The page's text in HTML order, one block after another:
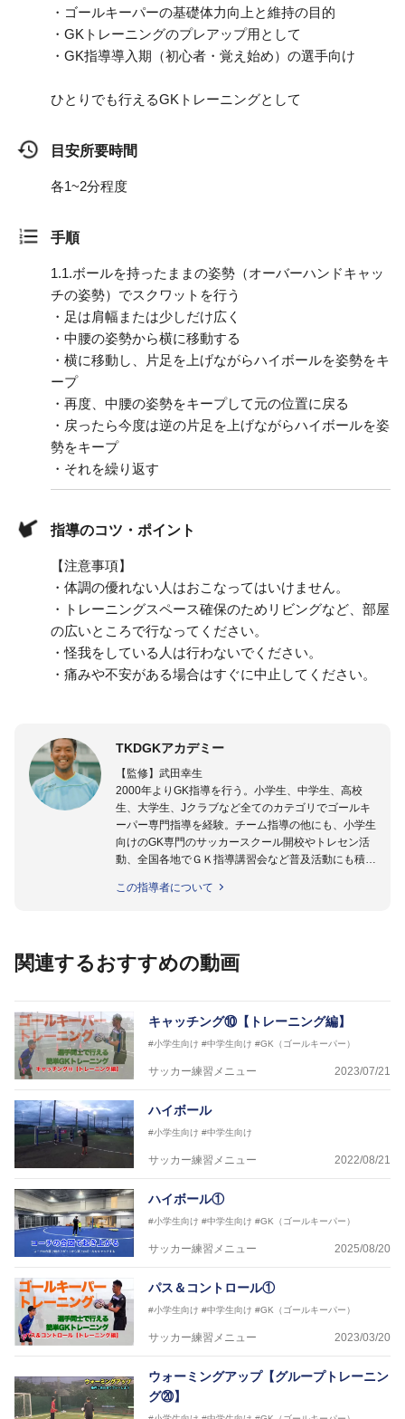
・ゴールキーパーの基礎体力向上と維持の目的
・GKトレーニングのプレアップ用として
・GK指導導入期（初心者・覚え始め）の選手向け
ひとりでも行えるGKトレーニングとして
目安所要時間
各1~2分程度
手順
1.1.ボールを持ったままの姿勢（オーバーハンドキャッ
チの姿勢）でスクワットを行う
・足は肩幅または少しだけ広く
・中腰の姿勢から横に移動する
・横に移動し、片足を上げながらハイボールを姿勢をキ
ープ
・再度、中腰の姿勢をキープして元の位置に戻る
・戻ったら今度は逆の片足を上げながらハイボールを姿
勢をキープ
・それを繰り返す
指導のコツ・ポイント
【注意事項】
・体調の優れない人はおこなってはいけません。
・トレーニングスペース確保のためリビングなど、部屋
の広いところで行なってください。
・怪我をしている人は行わないでください。
・痛みや不安がある場合はすぐに中止してください。
TKDGKアカデミー
【監修】武田幸生
2000年よりGK指導を行う。小学生、中学生、高校
生、大学生、Jクラブなど全てのカテゴリでゴールキ
ーパー専門指導を経験。チーム指導の他にも、小学生
向けのGK専門のサッカースクール開校やトレセン活
動、全国各地でＧＫ指導講習会など普及活動にも積極
り口」にいる選手から「プロ選手」まで指導する日本
【指導ライセンス】日本サッカー協会公認Ｂ級・日本
この指導者について
関連するおすすめの動画
キャッチング⑩【トレーニング編】
#小学生向け #中学生向け #GK（ゴールキーパー）
サッカー練習メニュー 2023/07/21
ハイボール
#小学生向け #中学生向け
サッカー練習メニュー 2022/08/21
ハイボール①
#小学生向け #中学生向け #GK（ゴールキーパー）
サッカー練習メニュー 2025/08/20
パス＆コントロール①
#小学生向け #中学生向け #GK（ゴールキーパー）
サッカー練習メニュー 2023/03/20
ウォーミングアップ【グループトレーニン
グ⑳】